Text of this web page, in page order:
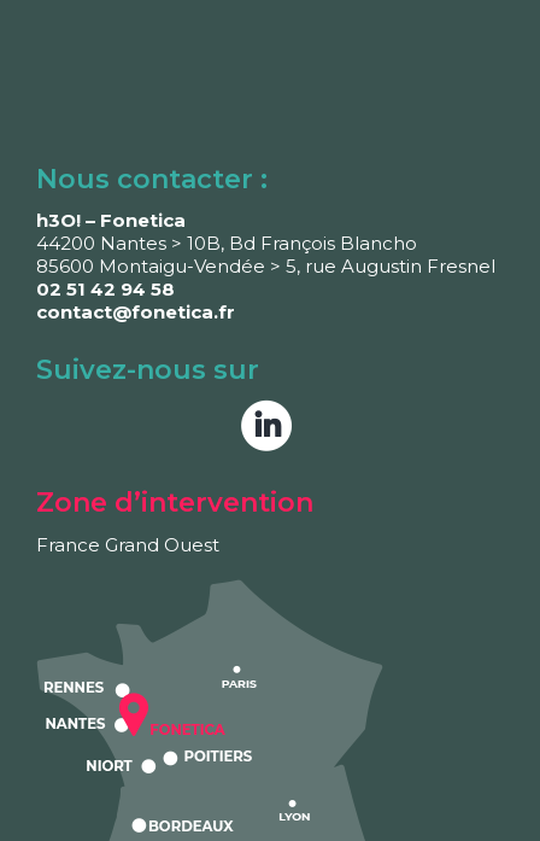
Nous contacter :
h3O! – Fonetica
44200 Nantes > 10B, Bd François Blancho
85600 Montaigu-Vendée > 5, rue Augustin Fresnel
02 51 42 94 58
contact@fonetica.fr
Suivez-nous sur
Zone d’intervention
France Grand Ouest